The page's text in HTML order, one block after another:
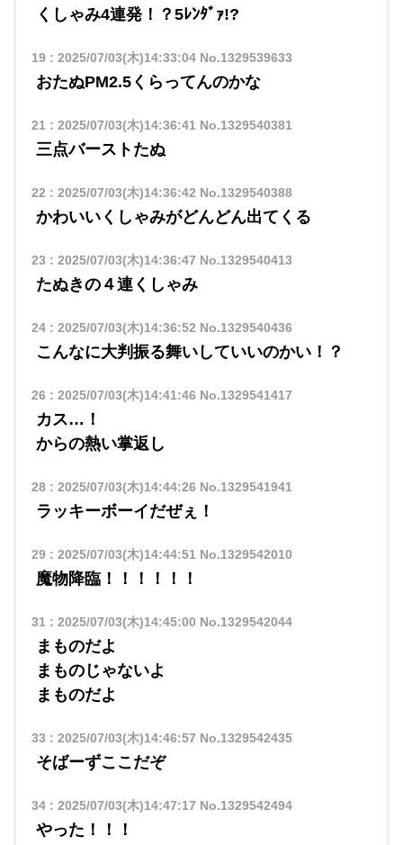
くしゃみ4連発！？5ﾚﾝﾀﾞｧ!?
19: 2025/07/03(木)14:33:04No.1329539633
おたぬPM2.5くらってんのかな
21 : 2025/07/03(木)14:36:41 No.1329540381
三点バーストたぬ
22 : 2025/07/03(木)14:36:42 No.1329540388
かわいいくしゃみがどんどん出てくる
23 : 2025/07/03(木)14:36:47 No.1329540413
たぬきの４連くしゃみ
24: 2025/07/03(木)14:36:52 No.1329540436
こんなに大判振る舞いしていいのかい！？
26 : 2025/07/03(木)14:41:46 No.1329541417
カス…！
からの熱い掌返し
28: 2025/07/03(木)14:44:26 No.1329541941
ラッキーボーイだぜぇ！
29: 2025/07/03(木)14:44:51 No.1329542010
魔物降臨！！！！！！
31 : 2025/07/03(木)14:45:00 No.1329542044
まものだよ
まものじゃないよ
まものだよ
33 : 2025/07/03(木)14:46:57 No.1329542435
そばーずここだぞ
34: 2025/07/03(木)14:47:17 No.1329542494
やった！！！